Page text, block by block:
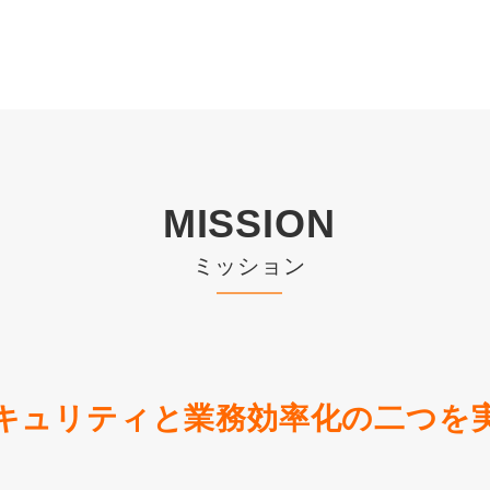
MISSION
ミッション
ュリティと業務効率化の二つを